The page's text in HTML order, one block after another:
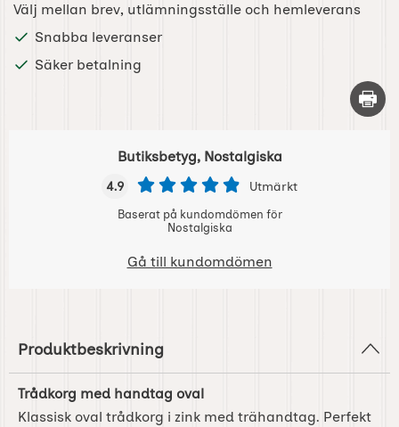
Välj mellan brev, utlämningsställe och hemleverans
Snabba leveranser
Säker betalning
Skriv
Butiksbetyg, Nostalgiska
4.9 Utmärkt
Baserat på kundomdömen för
Nostalgiska
Gå till kundomdömen
Produktbeskrivning
Trådkorg med handtag oval
Klassisk oval trådkorg i zink med trähandtag. Perfekt